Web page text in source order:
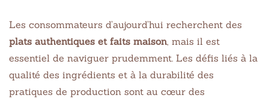
Les consommateurs d’aujourd’hui recherchent des
plats authentiques et faits maison, mais il est
essentiel de naviguer prudemment. Les défis liés à la
qualité des ingrédients et à la durabilité des
pratiques de production sont au cœur des